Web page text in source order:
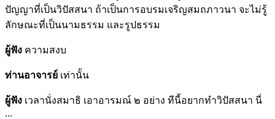
ปัญญาที่เป็นวิปัสสนา ถ้าเป็นการอบรมเจริญสมถภาวนา จะไม่รู้
ลักษณะที่เป็นนามธรรม และรูปธรรม
ผู้ฟัง ความสงบ
ท่านอาจารย์ เท่านั้น
ผู้ฟัง เวลานั่งสมาธิ เอาอารมณ์ ๒ อย่าง ทีนี้อยากทำวิปัสสนา นี่
...